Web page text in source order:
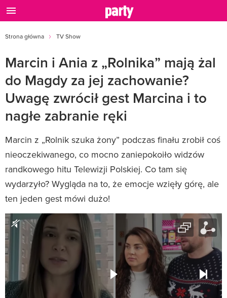
Strona główna TV Show
Marcin i Ania z „Rolnika” mają żal
do Magdy za jej zachowanie?
Uwagę zwrócił gest Marcina i to
nagłe zabranie ręki
Marcin z „Rolnik szuka żony” podczas finału zrobił coś
nieoczekiwanego, co mocno zaniepokoiło widzów
randkowego hitu Telewizji Polskiej. Co tam się
wydarzyło? Wygląda na to, że emocje wzięły górę, ale
ten jeden gest mówi dużo!